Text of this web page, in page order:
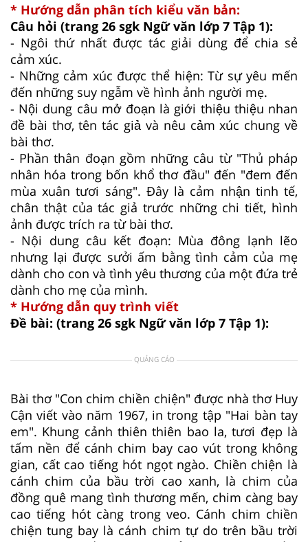
* Hướng dẫn phân tích kiểu văn bản:
Câu hỏi (trang 26 sgk Ngữ văn lớp 7 Tập 1):
- Ngôi thứ nhất được tác giải dùng để chia sẻ
cảm xúc.
- Những cảm xúc được thể hiện: Từ sự yêu mến
đến những suy ngẫm về hình ảnh người mẹ.
- Nội dung câu mở đoạn là giới thiệu thiệu nhan
đề bài thơ, tên tác giả và nêu cảm xúc chung về
bài thơ.
- Phần thân đoạn gồm những câu từ "Thủ pháp
nhân hóa trong bốn khổ thơ đầu" đến "đem đến
mùa xuân tươi sáng". Đây là cảm nhận tinh tế,
chân thật của tác giả trước những chi tiết, hình
ảnh được trích ra từ bài thơ.
- Nội dung câu kết đoạn: Mùa đông lạnh lẽo
nhưng lại được sưởi ấm bằng tình cảm của mẹ
dành cho con và tình yêu thương của một đứa trẻ
dành cho mẹ của mình.
* Hướng dẫn quy trình viết
Đề bài: (trang 26 sgk Ngữ văn lớp 7 Tập 1):
QUẢNG CÁO
Bài thơ "Con chim chiền chiện" được nhà thơ Huy
Cận viết vào năm 1967, in trong tập "Hai bàn tay
em". Khung cảnh thiên thiên bao la, tươi đẹp là
tấm nền để cánh chim bay cao vút trong không
gian, cất cao tiếng hót ngọt ngào. Chiền chiện là
cánh chim của bầu trời cao xanh, là chim của
đồng quê mang tình thương mến, chim càng bay
cao tiếng hót càng trong veo. Cánh chim chiền
chiện tung bay là cánh chim tự do trên bầu trời